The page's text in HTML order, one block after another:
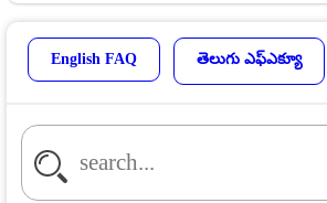
English FAQ తెలుగు ఎఫ్ఎక్యూ